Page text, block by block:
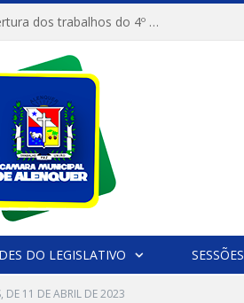
Câmara Municipal de Alenquer realiza abertura dos trabalhos do 4º Período Legislativo
DO LEGISLATIVO SESSÕES
DE 11 DE ABRIL DE 2023